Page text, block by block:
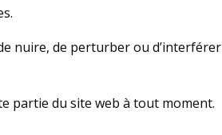
nuire, de perturber ou d’interférer
partie du site web à tout moment.